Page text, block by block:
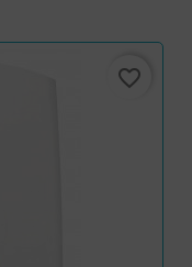
favorite_border